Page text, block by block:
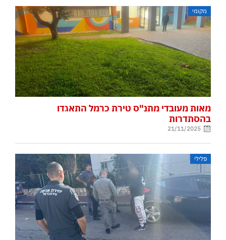
מקומי
מאות מעובדי מתנ"ס טירת כרמל התאגדו
בהסתדרות
21/11/2025
פלילי